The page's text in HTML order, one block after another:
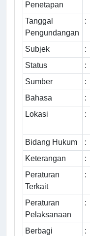
Penetapan
Tanggal
Pengundangan
:
Subjek :
Status
:
Sumber :
Bahasa
:
Lokasi
:
Bidang Hukum
:
Keterangan
:
Peraturan
Terkait
:
Peraturan
Pelaksanaan
:
Berbagi :